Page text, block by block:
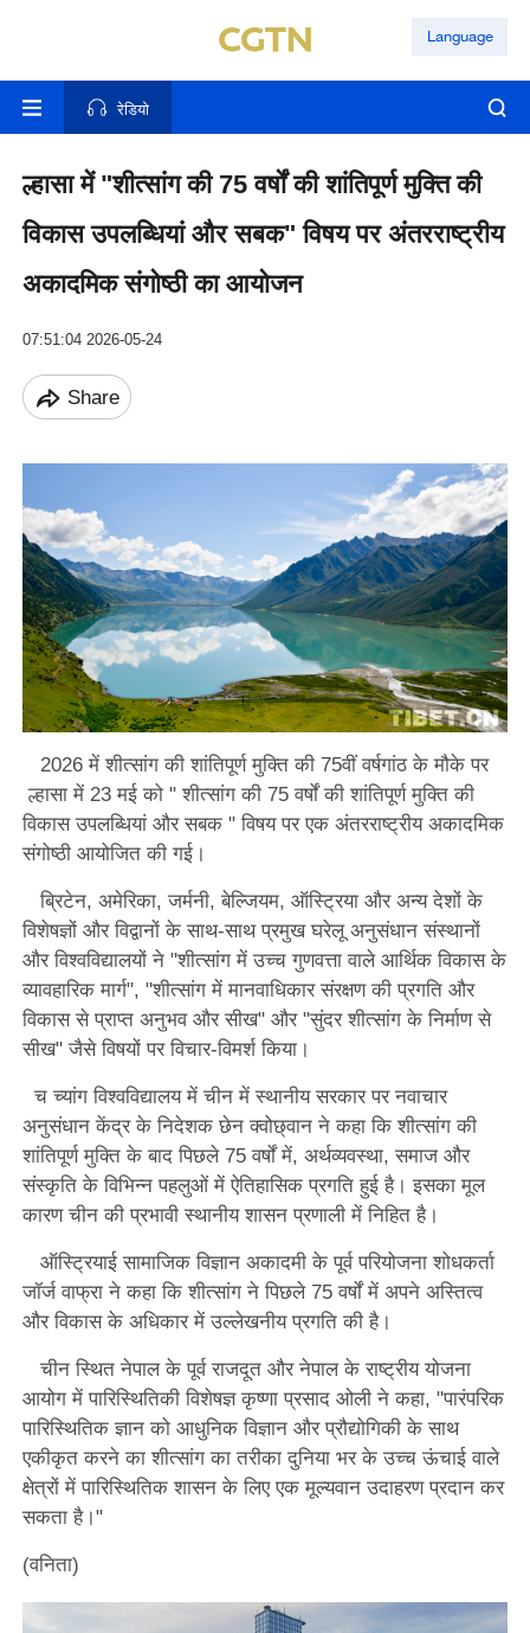
Language
रेडियो
ल्हासा में "शीत्सांग की 75 वर्षों की शांतिपूर्ण मुक्ति की
विकास उपलब्धियां और सबक" विषय पर अंतरराष्ट्रीय
अकादमिक संगोष्ठी का आयोजन
07:51:04 2026-05-24
Share
2026 में शीत्सांग की शांतिपूर्ण मुक्ति की 75वीं वर्षगांठ के मौके पर
ल्हासा में 23 मई को " शीत्सांग की 75 वर्षों की शांतिपूर्ण मुक्ति की
विकास उपलब्धियां और सबक " विषय पर एक अंतरराष्ट्रीय अकादमिक
संगोष्ठी आयोजित की गई।
ब्रिटेन, अमेरिका, जर्मनी, बेल्जियम, ऑस्ट्रिया और अन्य देशों के
विशेषज्ञों और विद्वानों के साथ-साथ प्रमुख घरेलू अनुसंधान संस्थानों
और विश्वविद्यालयों ने "शीत्सांग में उच्च गुणवत्ता वाले आर्थिक विकास के
व्यावहारिक मार्ग", "शीत्सांग में मानवाधिकार संरक्षण की प्रगति और
विकास से प्राप्त अनुभव और सीख" और "सुंदर शीत्सांग के निर्माण से
सीख" जैसे विषयों पर विचार-विमर्श किया।
च च्यांग विश्वविद्यालय में चीन में स्थानीय सरकार पर नवाचार
अनुसंधान केंद्र के निदेशक छेन क्वोछ्वान ने कहा कि शीत्सांग की
शांतिपूर्ण मुक्ति के बाद पिछले 75 वर्षों में, अर्थव्यवस्था, समाज और
संस्कृति के विभिन्न पहलुओं में ऐतिहासिक प्रगति हुई है। इसका मूल
कारण चीन की प्रभावी स्थानीय शासन प्रणाली में निहित है।
ऑस्ट्रियाई सामाजिक विज्ञान अकादमी के पूर्व परियोजना शोधकर्ता
जॉर्ज वाफ्रा ने कहा कि शीत्सांग ने पिछले 75 वर्षों में अपने अस्तित्व
और विकास के अधिकार में उल्लेखनीय प्रगति की है।
चीन स्थित नेपाल के पूर्व राजदूत और नेपाल के राष्ट्रीय योजना
आयोग में पारिस्थितिकी विशेषज्ञ कृष्णा प्रसाद ओली ने कहा, "पारंपरिक
पारिस्थितिक ज्ञान को आधुनिक विज्ञान और प्रौद्योगिकी के साथ
एकीकृत करने का शीत्सांग का तरीका दुनिया भर के उच्च ऊंचाई वाले
क्षेत्रों में पारिस्थितिक शासन के लिए एक मूल्यवान उदाहरण प्रदान कर
सकता है।"
(वनिता)